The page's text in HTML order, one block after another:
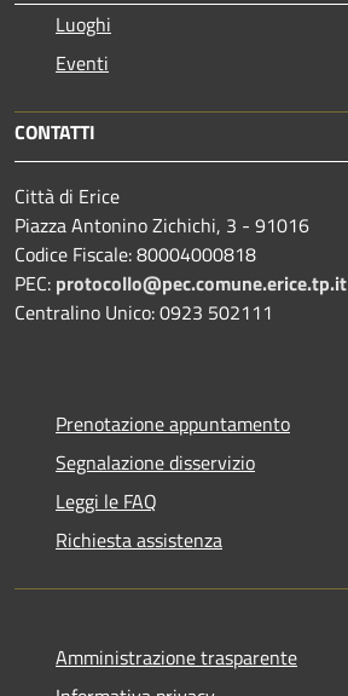
Luoghi
Eventi
CONTATTI
Città di Erice
Piazza Antonino Zichichi, 3 - 91016
Codice Fiscale: 80004000818
PEC: protocollo@pec.comune.erice.tp.it
Centralino Unico: 0923 502111
Prenotazione appuntamento
Segnalazione disservizio
Leggi le FAQ
Richiesta assistenza
Amministrazione trasparente